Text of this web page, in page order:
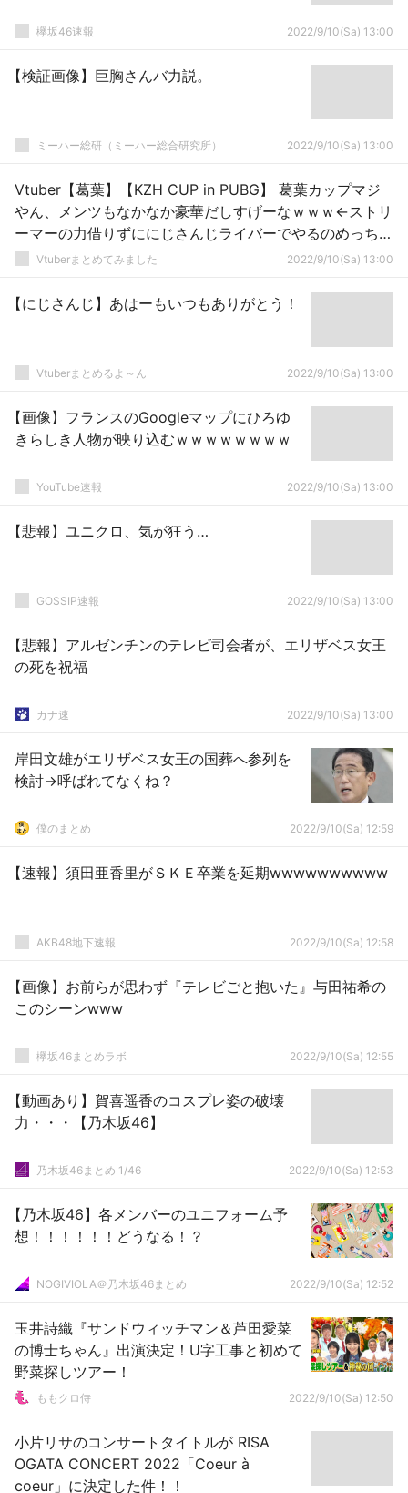
欅坂46速報 2022/9/10(Sa) 13:00
【検証画像】巨胸さんバ力説。
ミーハー総研（ミーハー総合研究所） 2022/9/10(Sa) 13:00
Vtuber【葛葉】【KZH CUP in PUBG】 葛葉カップマジ
やん、メンツもなかなか豪華だしすげーなｗｗｗ←ストリ
ーマーの力借りずににじさんじライバーでやるのめっちゃ
良いなVtuberまとめてみました 2022/9/10(Sa) 13:00
【にじさんじ】あはーもいつもありがとう！
Vtuberまとめるよ～ん 2022/9/10(Sa) 13:00
【画像】フランスのGoogleマップにひろゆ
きらしき人物が映り込むｗｗｗｗｗｗｗｗ
YouTube速報 2022/9/10(Sa) 13:00
【悲報】ユニクロ、気が狂う…
GOSSIP速報 2022/9/10(Sa) 13:00
【悲報】アルゼンチンのテレビ司会者が、エリザベス女王
の死を祝福
カナ速 2022/9/10(Sa) 13:00
岸田文雄がエリザベス女王の国葬へ参列を
検討→呼ばれてなくね？
僕のまとめ 2022/9/10(Sa) 12:59
【速報】須田亜香里がＳＫＥ卒業を延期wwwwwwwwww
AKB48地下速報 2022/9/10(Sa) 12:58
【画像】お前らが思わず『テレビごと抱いた』与田祐希の
このシーンwww
欅坂46まとめラボ 2022/9/10(Sa) 12:55
【動画あり】賀喜遥香のコスプレ姿の破壊
力・・・【乃木坂46】
乃木坂46まとめ 1/46 2022/9/10(Sa) 12:53
【乃木坂46】各メンバーのユニフォーム予
想！！！！！！どうなる！？
NOGIVIOLA＠乃木坂46まとめ 2022/9/10(Sa) 12:52
玉井詩織『サンドウィッチマン＆芦田愛菜
の博士ちゃん』出演決定！U字工事と初めて
野菜探しツアー！
ももクロ侍 2022/9/10(Sa) 12:50
小片リサのコンサートタイトルが RISA
OGATA CONCERT 2022「Coeur à
coeur」に決定した件！！